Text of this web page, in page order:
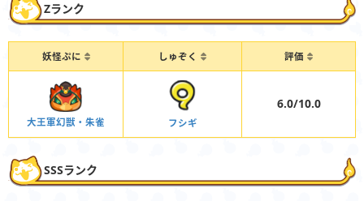
Zランク
妖怪ぷに しゅぞく 評価
大王軍幻獣・朱雀 フシギ
6.0/10.0
SSSランク